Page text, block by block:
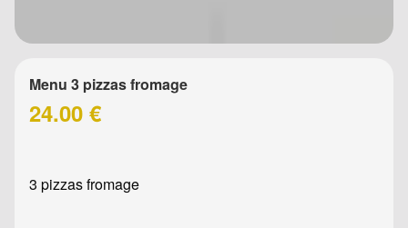
Menu 3 pizzas fromage
24.00 €
3 pizzas fromage